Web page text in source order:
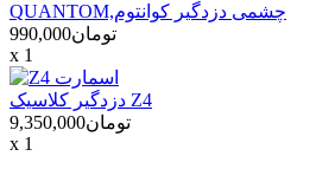
QUANTOM,چشمی دزدگیر کوانتوم
تومان990,000
x 1
دزدگیر کلاسیک Z4
تومان9,350,000
x 1